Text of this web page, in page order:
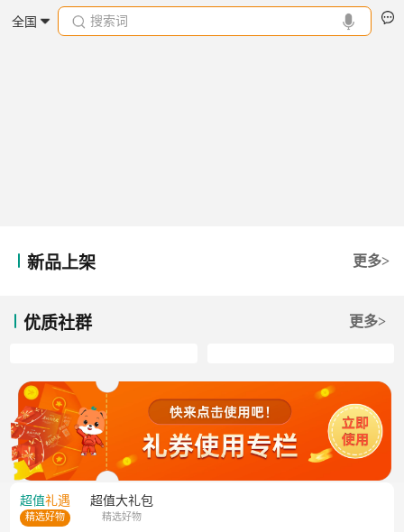
全国 搜索词
新品上架 更多>
优质社群 更多>
超值礼遇
精选好物
超值大礼包
精选好物